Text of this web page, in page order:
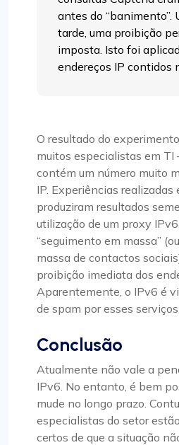
antes do “banimento”.
tarde, uma proibição
imposta. Isto foi
endereços IP contidos
O resultado do
muitos especialistas em TI
contém um número muito
IP. Experiências realizadas
produziram resultados
utilização de um proxy
“seguimento em massa”
massa de contactos
proibição imediata dos
Aparentemente, o IPv6 é
de spam por esses serviços.
Conclusão
Atualmente não vale a
IPv6. No entanto, é bem
mude no longo prazo.
especialistas do setor
certos de que a situação